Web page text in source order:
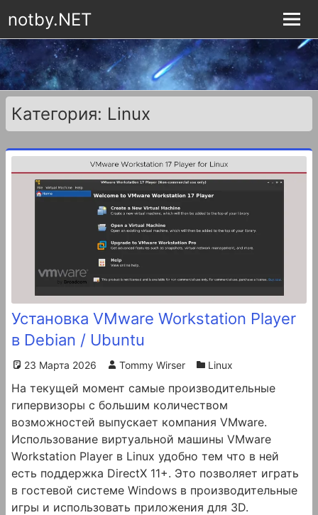
notby.NET
Категория: Linux
Установка VMware Workstation Player
в Debian / Ubuntu
23 Марта 2026 Tommy Wirser Linux
На текущей момент самые производительные
гипервизоры c большим количеством
возможностей выпускает компания VMware.
Использование виртуальной машины VMware
Workstation Player в Linux удобно тем что в ней
есть поддержка DirectX 11+. Это позволяет играть
в гостевой системе Windows в производительные
игры и использовать приложения для 3D.